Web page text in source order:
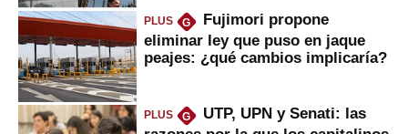
PLUS G
Fujimori propone
eliminar ley que puso en jaque
peajes: ¿qué cambios implicaría?
PLUS G
UTP, UPN y Senati: las